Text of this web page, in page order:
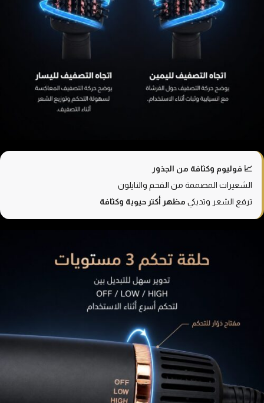
📈 فوليوم وكثافة من الجذور
الشعيرات المصممة من الفحم والنايلون
ترفع الشعر وتديكي مظهر أكتر حيوية وكثافة